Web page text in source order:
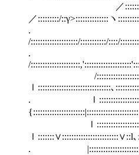
／
／:::::::::/::γ>::::::::::::::ヽ
.
/::::::::::::::::::::/:::::::::::/::::/
.
/
/
ｌ:::::::::::::::::::::::::::::::､
. ｌ
ｌ
ｌ:::::::∨::::::::::::::::::::::::∨::l
. |::::::::::::::::::::::/|::::/